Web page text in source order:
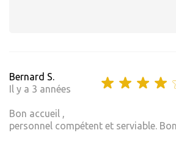
Bernard S.
Il y a 3 années
Bon accueil ,
personnel compétent et serviable.